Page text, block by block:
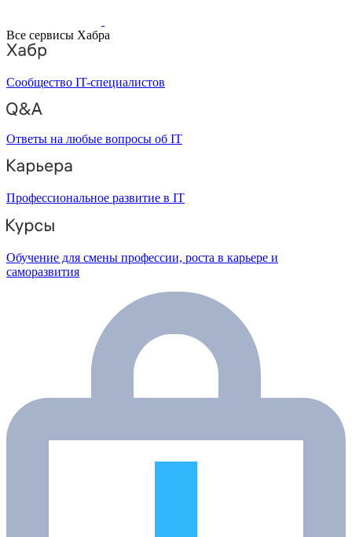
Все сервисы Хабра
Сообщество IT-специалистов
Ответы на любые вопросы об IT
Профессиональное развитие в IT
Обучение для смены профессии, роста в карьере и
саморазвития